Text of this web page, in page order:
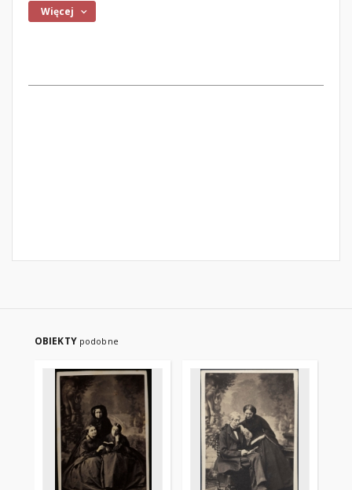
Więcej
OBIEKTY podobne